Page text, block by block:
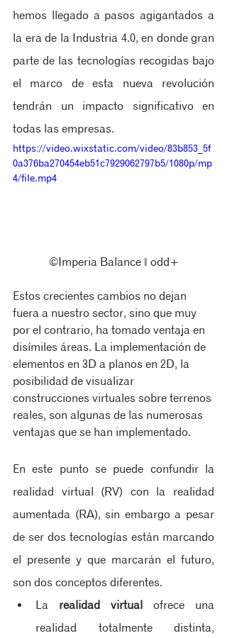
hemos llegado a pasos agigantados a
la era de la Industria 4.0, en donde gran
parte de las tecnologías recogidas bajo
el marco de esta nueva revolución
tendrán un impacto significativo en
todas las empresas.
https://video.wixstatic.com/video/83b853_5f
0a376ba270454eb51c7929062797b5/1080p/mp
4/file.mp4
©Imperia Balance ‖ odd+
Estos crecientes cambios no dejan
fuera a nuestro sector, sino que muy
por el contrario, ha tomado ventaja en
disímiles áreas. La implementación de
elementos en 3D a planos en 2D, la
posibilidad de visualizar
construcciones virtuales sobre terrenos
reales, son algunas de las numerosas
ventajas que se han implementado.
En este punto se puede confundir la
realidad virtual (RV) con la realidad
aumentada (RA), sin embargo a pesar
de ser dos tecnologías están marcando
el presente y que marcarán el futuro,
son dos conceptos diferentes.
La realidad virtual ofrece una
realidad totalmente distinta,